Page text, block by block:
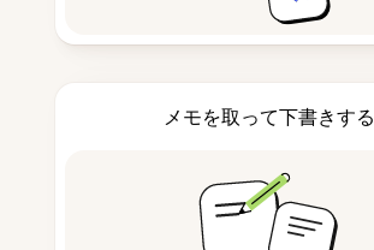
メモを取って下書きする